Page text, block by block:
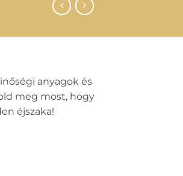
anyagok és
meg most, hogy
éjszaka!